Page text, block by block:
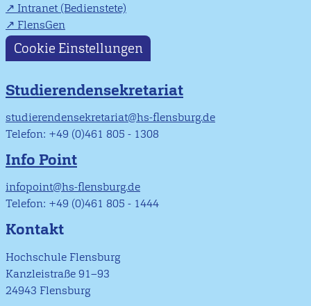
Intranet (Bedienstete)
FlensGen
Cookie Einstellungen
Studierendensekretariat
studierendensekretariat@hs-flensburg.de
Telefon: +49 (0)461 805 - 1308
Info Point
infopoint@hs-flensburg.de
Telefon: +49 (0)461 805 - 1444
Kontakt
Hochschule Flensburg
Kanzleistraße 91–93
24943 Flensburg